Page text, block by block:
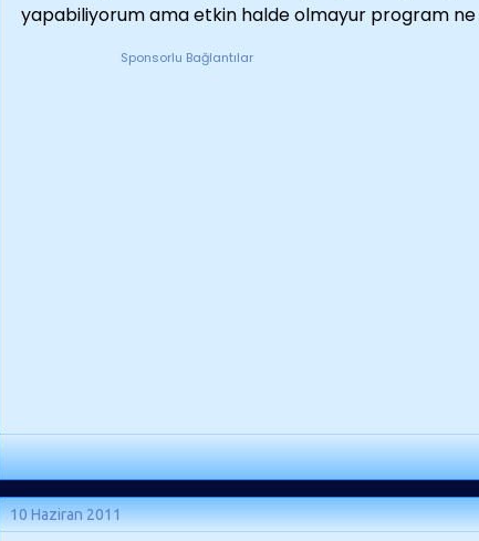
yapabiliyorum ama etkin halde olmayur program ne
Sponsorlu Bağlantılar
10 Haziran 2011